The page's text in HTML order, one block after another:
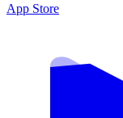
App Store